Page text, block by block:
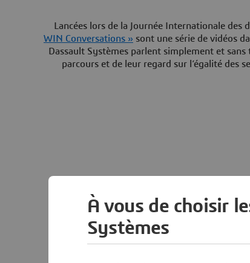
Lancées lors de la Journée Internationale des
WIN Conversations » sont une série de vidéos
Dassault Systèmes parlent simplement et
parcours et de leur regard sur l’égalité des
À vous de choisir
Systèmes